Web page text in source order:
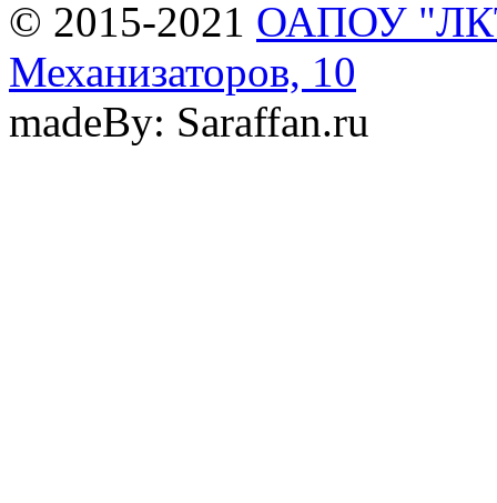
© 2015-2021 ОАПОУ
Механизаторов, 10
madeBy: Saraffan.ru